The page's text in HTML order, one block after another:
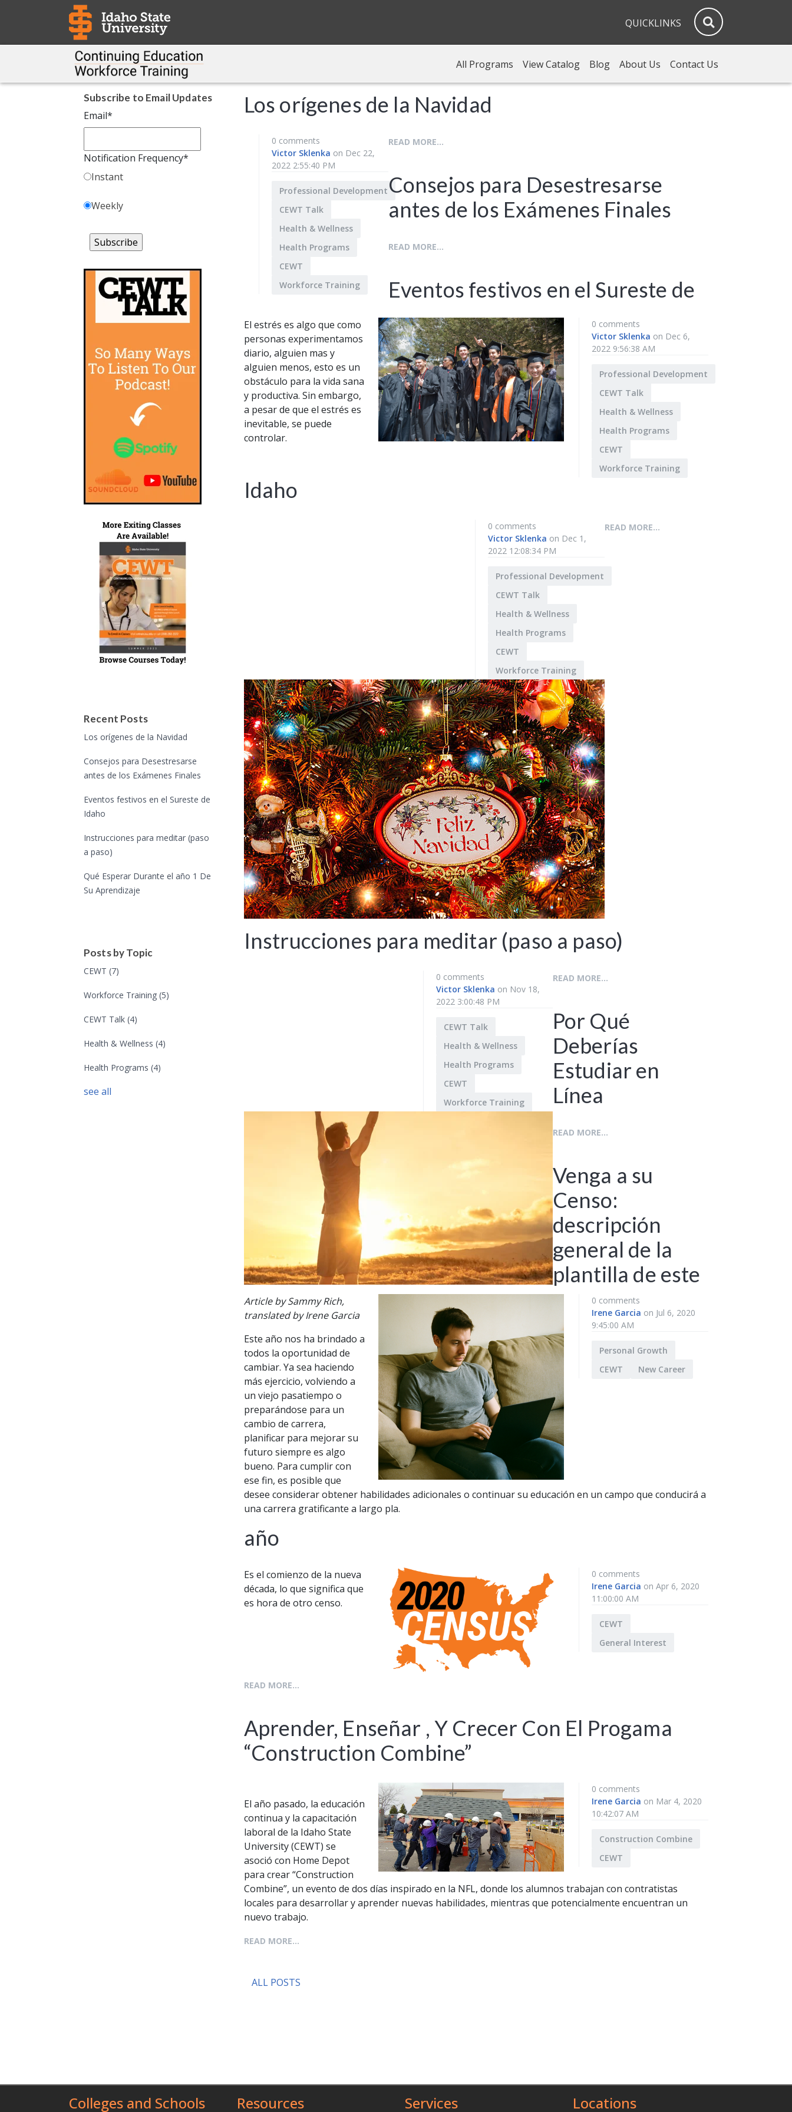
QUICKLINKS
All Programs View Catalog Blog About Us Contact Us
Subscribe to Email Updates
Email*
Notification Frequency*
Instant
Weekly
Recent Posts
Los orígenes de la Navidad
Consejos para Desestresarse
antes de los Exámenes Finales
Eventos festivos en el Sureste de
Idaho
Instrucciones para meditar (paso
a paso)
Qué Esperar Durante el año 1 De
Su Aprendizaje
Posts by Topic
CEWT (7)
Workforce Training (5)
CEWT Talk (4)
Health & Wellness (4)
Health Programs (4)
see all
Los orígenes de la Navidad
Victor Sklenka on Dec 22,
2022 2:55:40 PM
0 comments
Professional Development
CEWT Talk
Health & Wellness
Health Programs
CEWT
Workforce Training
READ MORE...
Consejos para Desestresarse
antes de los Exámenes Finales
Victor Sklenka on Dec 6,
2022 9:56:38 AM
0 comments
Professional Development
CEWT Talk
Health & Wellness
Health Programs
CEWT
Workforce Training
El estrés es algo que como
personas experimentamos
diario, alguien mas y
alguien menos, esto es un
obstáculo para la vida sana
y productiva. Sin embargo,
a pesar de que el estrés es
inevitable, se puede
controlar.
READ MORE...
Eventos festivos en el Sureste de
Idaho
Victor Sklenka on Dec 1,
2022 12:08:34 PM
0 comments
Professional Development
CEWT Talk
Health & Wellness
Health Programs
CEWT
Workforce Training
READ MORE...
Instrucciones para meditar (paso a paso)
Victor Sklenka on Nov 18,
2022 3:00:48 PM
0 comments
CEWT Talk
Health & Wellness
Health Programs
CEWT
Workforce Training
READ MORE...
Por Qué
Deberías
Estudiar en
Línea
Irene Garcia on Jul 6, 2020
9:45:00 AM
0 comments
Personal Growth
CEWT
New Career
Article by Sammy Rich,
translated by Irene Garcia
Este año nos ha brindado a
todos la oportunidad de
cambiar. Ya sea haciendo
más ejercicio, volviendo a
un viejo pasatiempo o
preparándose para un
cambio de carrera,
planificar para mejorar su
futuro siempre es algo
bueno. Para cumplir con
ese fin, es posible que
desee considerar obtener habilidades adicionales o continuar su educación en un campo que conducirá a
una carrera gratificante a largo pla.
READ MORE...
Venga a su
Censo:
descripción
general de la
plantilla de este
año
Irene Garcia on Apr 6, 2020
11:00:00 AM
0 comments
CEWT
General Interest
Es el comienzo de la nueva
década, lo que significa que
es hora de otro censo.
READ MORE...
Aprender, Enseñar , Y Crecer Con El Progama
“Construction Combine”
Irene Garcia on Mar 4, 2020
10:42:07 AM
0 comments
Construction Combine
CEWT
El año pasado, la educación
continua y la capacitación
laboral de la Idaho State
University (CEWT) se
asoció con Home Depot
para crear “Construction
Combine”, un evento de dos días inspirado en la NFL, donde los alumnos trabajan con contratistas
locales para desarrollar y aprender nuevas habilidades, mientras que potencialmente encuentran un
nuevo trabajo.
READ MORE...
ALL POSTS
Colleges and Schools Resources Services Locations